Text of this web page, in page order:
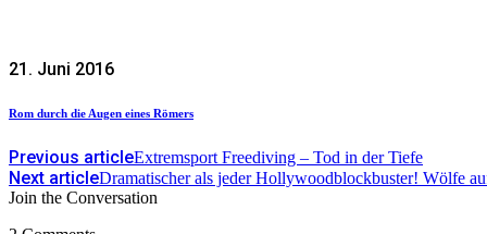
21. Juni 2016
Rom durch die Augen eines Römers
Previous articleExtremsport Freediving – Tod in der Tiefe
Next articleDramatischer als jeder Hollywoodblockbuster! Wölfe
Join the Conversation